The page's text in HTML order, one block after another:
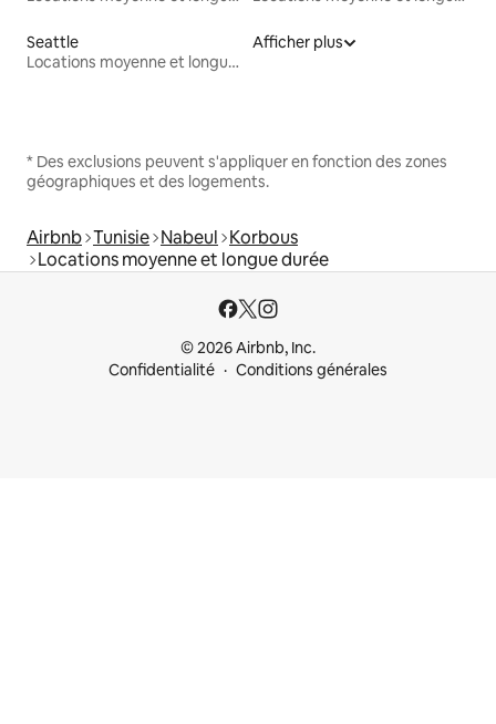
Seattle
Locations moyenne et longue durée
Afficher plus
* Des exclusions peuvent s'appliquer en fonction des zones
géographiques et des logements.
Airbnb Tunisie Nabeul Korbous
Locations moyenne et longue durée
© 2026 Airbnb, Inc.
Confidentialité
Conditions générales